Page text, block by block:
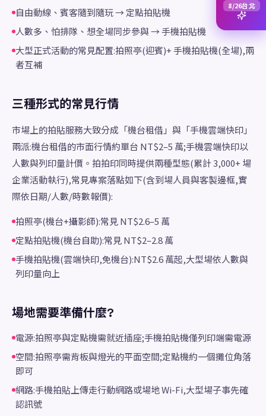
自由動線、賓客隨到隨玩 → 定點拍貼機
人數多、怕排隊、想全場同步參與 → 手機拍貼機
大型正式活動的常見配置:拍照亭(迎賓)+ 手機拍貼機(全場),兩
者互補
三種形式的常見行情
市場上的拍貼服務大致分成「機台租借」與「手機雲端快印」
兩派:機台租借的市面行情約單台 NT$2–5 萬;手機雲端快印以
人數與列印量計價。拍拍印同時提供兩種型態(累計 3,000+ 場
企業活動執行),常見專案落點如下(含到場人員與客製邊框,實
際依日期/人數/時數報價):
拍照亭(機台+攝影師):常見 NT$2.6–5 萬
定點拍貼機(機台自助):常見 NT$2–2.8 萬
手機拍貼機(雲端快印,免機台):NT$2.6 萬起,大型場依人數與
列印量向上
場地需要準備什麼?
電源:拍照亭與定點機需就近插座;手機拍貼機僅列印端需電源
空間:拍照亭需背板與燈光的平面空間;定點機約一個攤位角落
即可
網路:手機拍貼上傳走行動網路或場地 Wi-Fi,大型場子事先確
認訊號
8/26台北